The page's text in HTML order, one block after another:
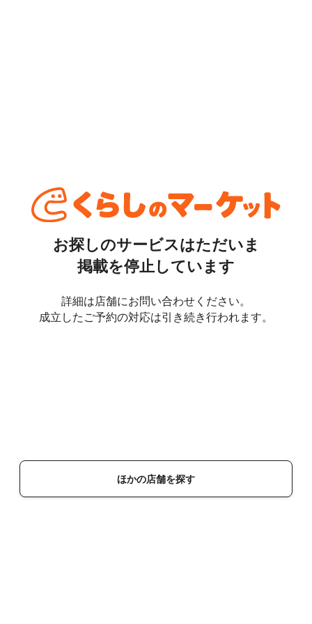
お探しのサービスはただいま
掲載を停止しています
詳細は店舗にお問い合わせください。
成立したご予約の対応は引き続き行われます。
ほかの店舗を探す